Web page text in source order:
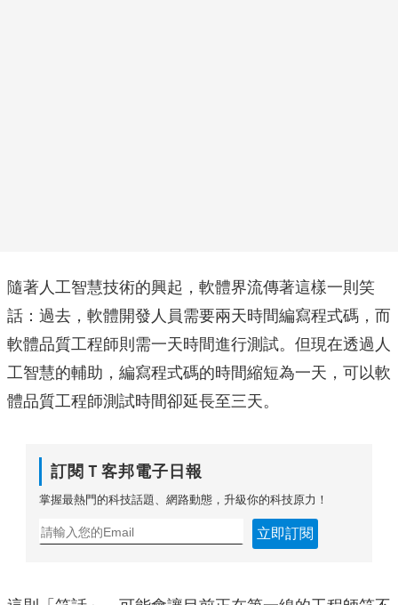
隨著人工智慧技術的興起，軟體界流傳著這樣一則笑
話：過去，軟體開發人員需要兩天時間編寫程式碼，而
軟體品質工程師則需一天時間進行測試。但現在透過人
工智慧的輔助，編寫程式碼的時間縮短為一天，可以軟
體品質工程師測試時間卻延長至三天。
訂閱Ｔ客邦電子日報
掌握最熱門的科技話題、網路動態，升級你的科技原力！
立即訂閱